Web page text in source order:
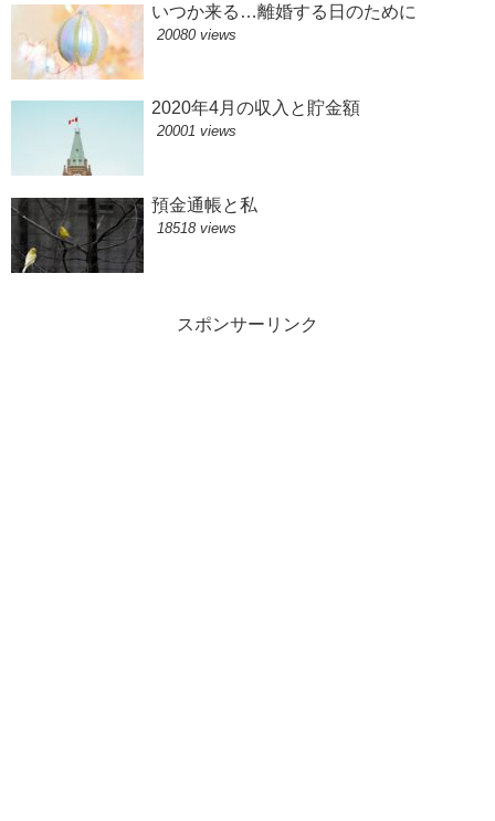
いつか来る…離婚する日のために
20080 views
2020年4月の収入と貯金額
20001 views
預金通帳と私
18518 views
スポンサーリンク